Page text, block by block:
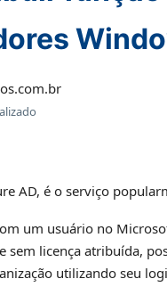
AD, é o serviço
um usuário no
sem licença atribuída,
utilizando seu